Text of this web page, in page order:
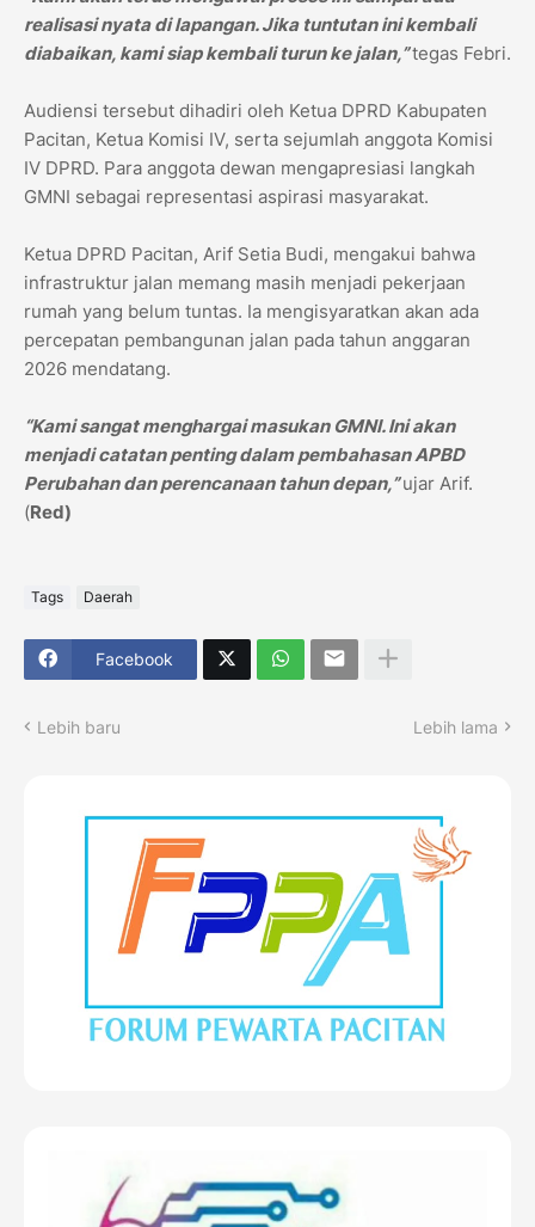
realisasi nyata di lapangan. Jika tuntutan ini kembali
diabaikan, kami siap kembali turun ke jalan,”tegas Febri.
Audiensi tersebut dihadiri oleh Ketua DPRD Kabupaten
Pacitan, Ketua Komisi IV, serta sejumlah anggota Komisi
IV DPRD. Para anggota dewan mengapresiasi langkah
GMNI sebagai representasi aspirasi masyarakat.
Ketua DPRD Pacitan, Arif Setia Budi, mengakui bahwa
infrastruktur jalan memang masih menjadi pekerjaan
rumah yang belum tuntas. Ia mengisyaratkan akan ada
percepatan pembangunan jalan pada tahun anggaran
2026 mendatang.
“Kami sangat menghargai masukan GMNI. Ini akan
menjadi catatan penting dalam pembahasan APBD
Perubahan dan perencanaan tahun depan,”ujar Arif.
(Red)
Tags Daerah
Facebook
Lebih baru Lebih lama